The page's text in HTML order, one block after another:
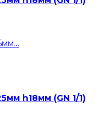
h18мм (GN 1/1)